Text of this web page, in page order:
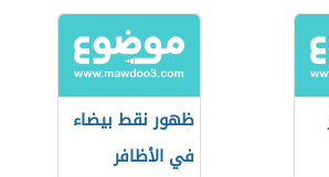
ظهور نقط بيضاء
في الأظافر